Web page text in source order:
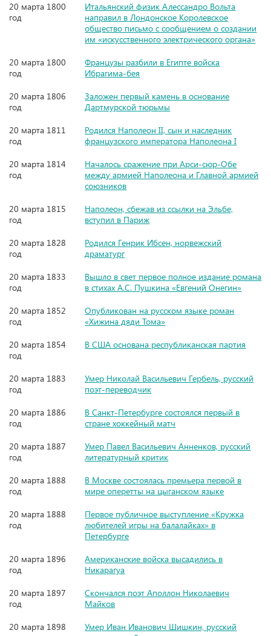
20 марта 1800
год
Итальянский физик Алессандро Вольта
направил в Лондонское Королевское
общество письмо с сообщением о создании
им «искусственного электрического органа»
20 марта 1800
год
Французы разбили в Египте войска
Ибрагима-бея
20 марта 1806
год
Заложен первый камень в основание
Дартмурской тюрьмы
20 марта 1811
год
Родился Наполеон II, сын и наследник
французского императора Наполеона I
20 марта 1814
год
Началось сражение при Арси-сюр-Обе
между армией Наполеона и Главной армией
союзников
20 марта 1815
год
Наполеон, сбежав из ссылки на Эльбе,
вступил в Париж
20 марта 1828
год
Родился Генрик Ибсен, норвежский
драматург
20 марта 1833
год
Вышло в свет первое полное издание романа
в стихах А.С. Пушкина «Евгений Онегин»
20 марта 1852
год
Опубликован на русском языке роман
«Хижина дяди Тома»
20 марта 1854
год
В США основана республиканская партия
20 марта 1883
год
Умер Николай Васильевич Гербель, русский
поэт-переводчик
20 марта 1886
год
В Санкт-Петербурге состоялся первый в
стране хоккейный матч
20 марта 1887
год
Умер Павел Васильевич Анненков, русский
литературный критик
20 марта 1888
год
В Москве состоялась премьера первой в
мире оперетты на цыганском языке
20 марта 1888
год
Первое публичное выступление «Кружка
любителей игры на балалайках» в
Петербурге
20 марта 1896
год
Американские войска высадились в
Никарагуа
20 марта 1897
год
Скончался поэт Аполлон Николаевич
Майков
20 марта 1898
Умер Иван Иванович Шишкин, русский